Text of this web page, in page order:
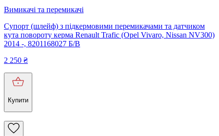
Вимикачі та перемикачі
Супорт (шлейф) з підкермовими перемикачами та датчиком
кута повороту керма Renault Trafic (Opel Vivaro, Nissan NV300)
2014 -, 8201168027 Б/В
2 250 ₴
Купити